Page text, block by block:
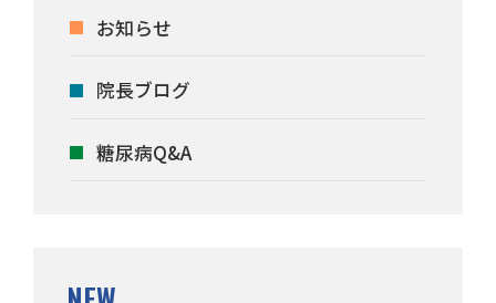
お知らせ
院長ブログ
糖尿病Q&A